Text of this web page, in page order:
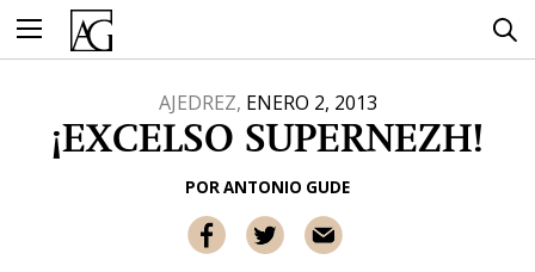
contenido
AJEDREZ, ENERO 2, 2013
¡EXCELSO SUPERNEZH!
PORANTONIO GUDE